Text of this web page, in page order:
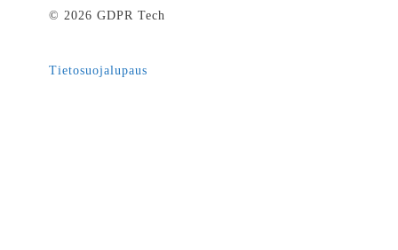
Tietosuojalupaus
© 2026 GDPR Tech